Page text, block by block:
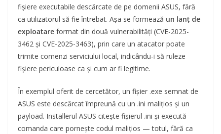
fișiere executabile descărcate de pe domenii ASUS, fără
ca utilizatorul să fie întrebat. Așa se formează un lanț de
exploatare format din două vulnerabilități (CVE-2025-
3462 și CVE-2025-3463), prin care un atacator poate
trimite comenzi serviciului local, indicându-i să ruleze
fișiere periculoase ca și cum ar fi legitime.
În exemplul oferit de cercetător, un fișier .exe semnat de
ASUS este descărcat împreună cu un .ini malițios și un
payload. Installerul ASUS citește fișierul .ini și execută
comanda care pornește codul malițios — totul, fără ca